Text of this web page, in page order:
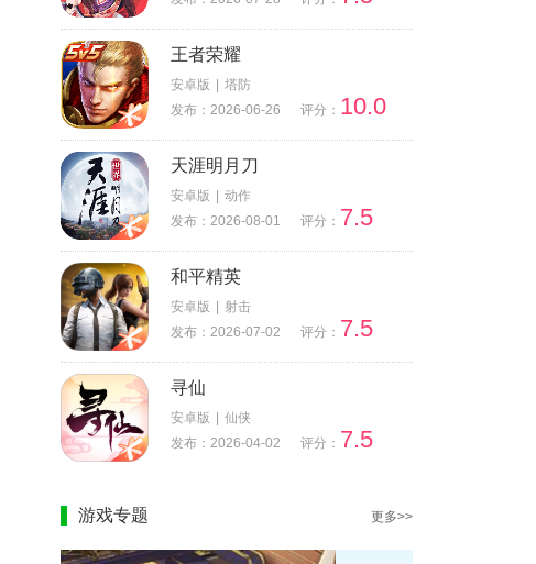
王者荣耀
安卓版
塔防
发布：2026-06-26
评分： 10.0
天涯明月刀
安卓版
动作
发布：2026-08-01
评分： 7.5
和平精英
安卓版
射击
发布：2026-07-02
评分： 7.5
寻仙
安卓版
仙侠
发布：2026-04-02
评分： 7.5
游戏专题 更多>>